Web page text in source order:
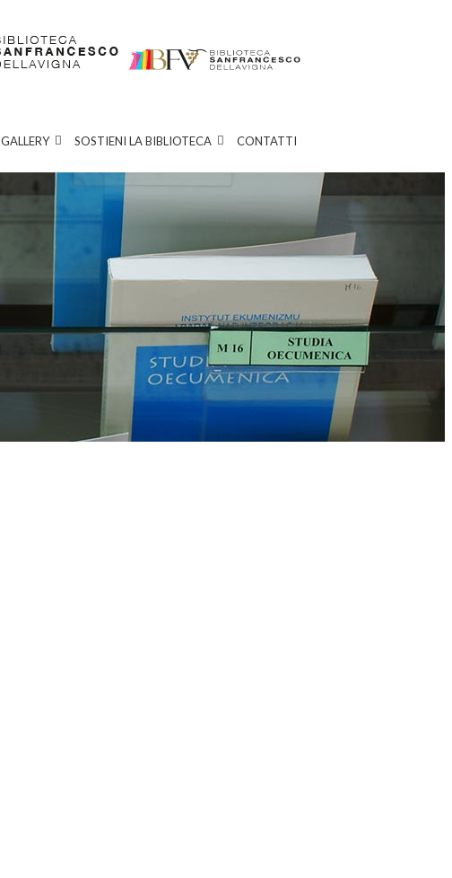
GALLERY SOSTIENI LA BIBLIOTECA CONTATTI